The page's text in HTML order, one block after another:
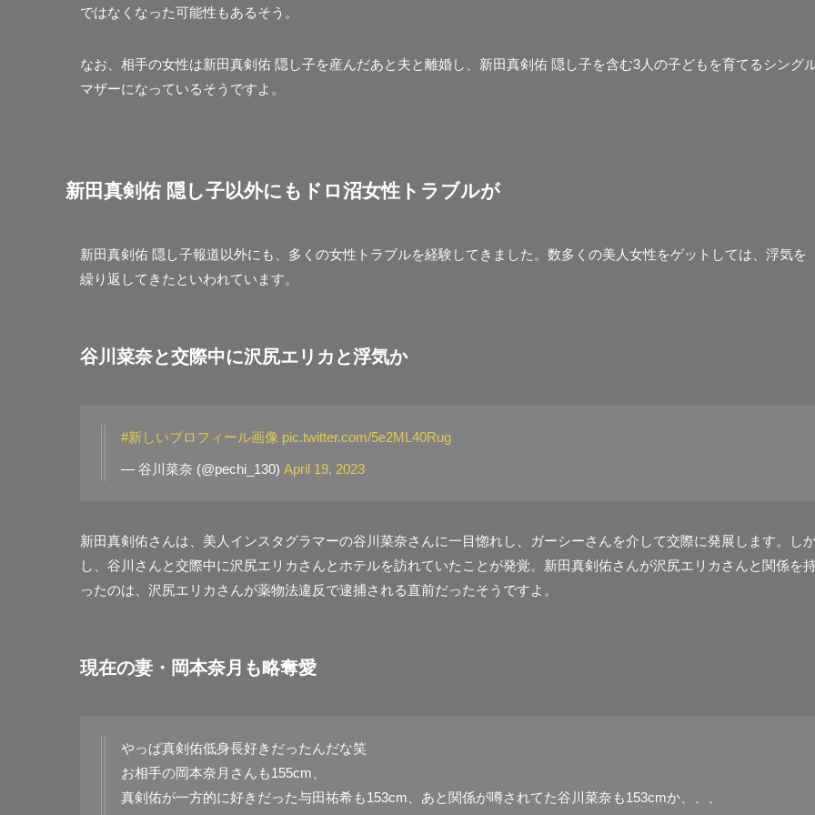
ではなくなった可能性もあるそう。
なお、相手の女性は新田真剣佑 隠し子を産んだあと夫と離婚し、新田真剣佑 隠し子を含む3人の子どもを育てるシング
マザーになっているそうですよ。
新田真剣佑 隠し子以外にもドロ沼女性トラブルが
新田真剣佑 隠し子報道以外にも、多くの女性トラブルを経験してきました。数多くの美人女性をゲットしては、浮気を
繰り返してきたといわれています。
谷川菜奈と交際中に沢尻エリカと浮気か
#新しいプロフィール画像 pic.twitter.com/5e2ML40Rug
— 谷川菜奈 (@pechi_130) April 19, 2023
新田真剣佑さんは、美人インスタグラマーの谷川菜奈さんに一目惚れし、ガーシーさんを介して交際に発展します。し
し、谷川さんと交際中に沢尻エリカさんとホテルを訪れていたことが発覚。新田真剣佑さんが沢尻エリカさんと関係を
ったのは、沢尻エリカさんが薬物法違反で逮捕される直前だったそうですよ。
現在の妻・岡本奈月も略奪愛
やっぱ真剣佑低身長好きだったんだな笑
お相手の岡本奈月さんも155cm、
真剣佑が一方的に好きだった与田祐希も153cm、あと関係が噂されてた谷川菜奈も153cmか、、、